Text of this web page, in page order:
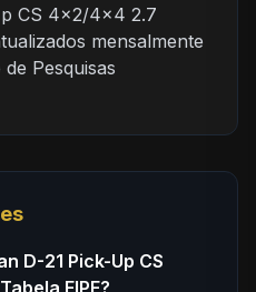
CS 4x2/4x4 2.7
mensalmente
Pesquisas
D-21 Pick-Up CS
FIPE?